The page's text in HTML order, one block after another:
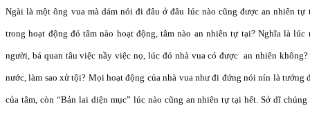
Ngài là một ông vua mà dám nói đi đâu ở đâu lúc nào cũng được an nhiên
trong hoạt động đó tâm nào hoạt động, tâm nào an nhiên tự tại? Nghĩa là
người, bá quan tâu việc nầy việc nọ, lúc đó nhà vua có được an nhiên
nước, làm sao xử tội? Mọi hoạt động của nhà vua như đi đứng nói nín là tướng
của tâm, còn “Bản lai diện mục” lúc nào cũng an nhiên tự tại hết. Sở dĩ